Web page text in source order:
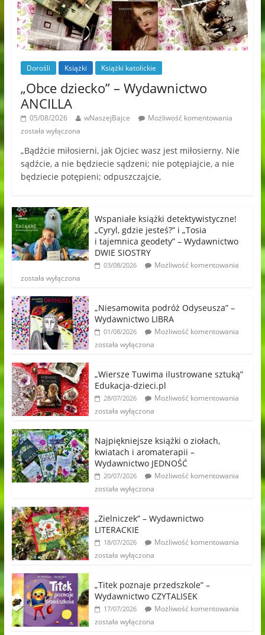
Dorośli Książki Książki katolickie
„Obce dziecko” – Wydawnictwo
ANCILLA
05/08/2026 wNaszejBajce
Możliwość komentowania
została wyłączona
„Bądźcie miłosierni, jak Ojciec wasz jest miłosierny. Nie
sądźcie, a nie będziecie sądzeni; nie potępiajcie, a nie
będziecie potępieni; odpuszczajcie,
Wspaniałe książki detektywistyczne!
„Cyryl, gdzie jesteś?” i „Tosia
i tajemnica geodety” – Wydawnictwo
DWIE SIOSTRY
03/08/2026
Możliwość komentowania
została wyłączona
„Niesamowita podróż Odyseusza” –
Wydawnictwo LIBRA
01/08/2026
Możliwość komentowania
została wyłączona
„Wiersze Tuwima ilustrowane sztuką”
Edukacja-dzieci.pl
28/07/2026
Możliwość komentowania
została wyłączona
Najpiękniejsze książki o ziołach,
kwiatach i aromaterapii –
Wydawnictwo JEDNOŚĆ
20/07/2026
Możliwość komentowania
została wyłączona
„Zielniczek” – Wydawnictwo
LITERACKIE
18/07/2026
Możliwość komentowania
została wyłączona
„Titek poznaje przedszkole” –
Wydawnictwo CZYTALISEK
17/07/2026
Możliwość komentowania
została wyłączona